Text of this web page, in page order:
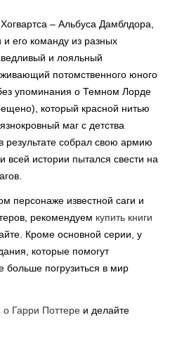
– Альбуса Дамблдора,
его команду из разных
и лояльный
потомственного юного
упоминания о Темном Лорде
который красной нитью
маг с детства
результате собрал свою армию
всей истории пытался свести на
персонаже известной саги и
рекомендуем купить книги
Кроме основной серии, у
которые помогут
погрузиться в мир
о Гарри Поттере и делайте